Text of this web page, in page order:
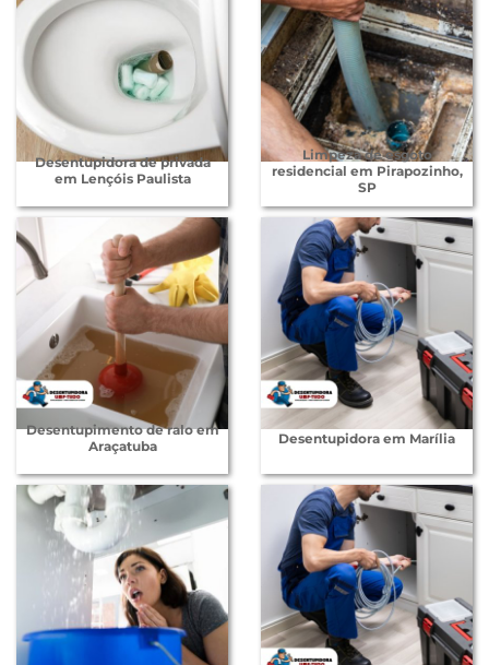
Desentupidora de privada
em Lençóis Paulista
Limpeza de esgoto
residencial em Pirapozinho,
SP
Desentupimento de ralo em
Araçatuba
Desentupidora em Marília